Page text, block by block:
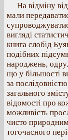
На відміну
мали
вигляді
книга слобід
подібних
народжень,
що у більшості
за
загального
відомості про
можливість
чисто
тогочасного